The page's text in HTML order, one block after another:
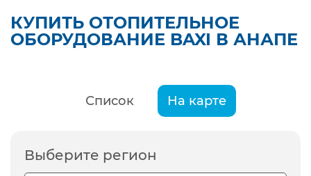
КУПИТЬ ОТОПИТЕЛЬНОЕ
ОБОРУДОВАНИЕ BAXI В АНАПЕ
Список На карте
Выберите регион